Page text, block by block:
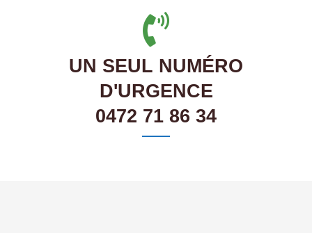
UN SEUL NUMÉRO
D'URGENCE
0472 71 86 34